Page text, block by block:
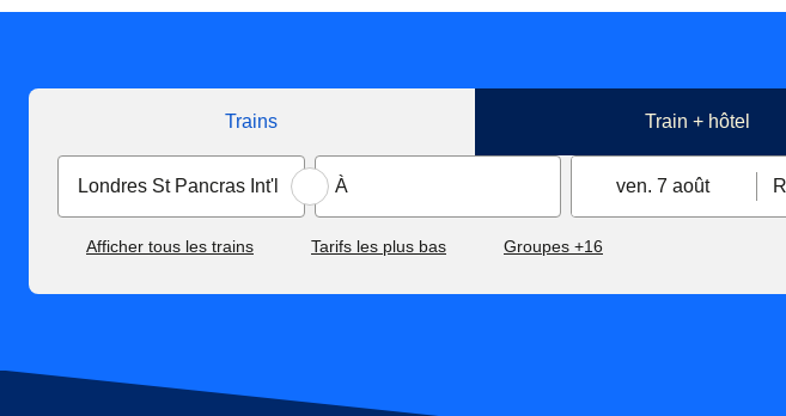
Trains Train + hôtel
ven. 7 août
Afficher tous les trains Tarifs les plus bas Groupes +16